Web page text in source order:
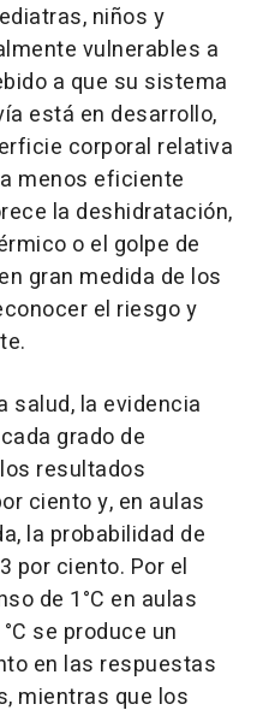
niños y
vulnerables a
a que su sistema
está en desarrollo,
corporal relativa
menos eficiente
la deshidratación,
o el golpe de
gran medida de los
el riesgo y
salud, la evidencia
grado de
resultados
ciento y, en aulas
la probabilidad de
por ciento. Por el
de 1°C en aulas
se produce un
en las respuestas
mientras que los